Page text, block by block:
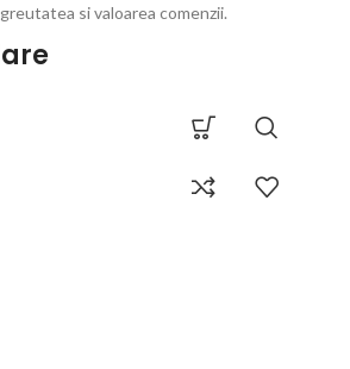
si valoarea comenzii.